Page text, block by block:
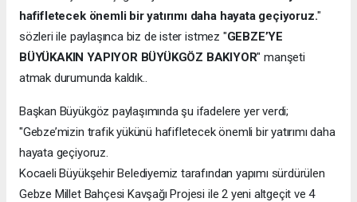
hafifletecek önemli bir yatırımı daha hayata geçiyoruz."
sözleri ile paylaşınca biz de ister istmez "GEBZE’YE
BÜYÜKAKIN YAPIYOR BÜYÜKGÖZ BAKIYOR" manşeti
atmak durumunda kaldık..
Başkan Büyükgöz paylaşımında şu ifadelere yer verdi;
"Gebze’mizin trafik yükünü hafifletecek önemli bir yatırımı daha
hayata geçiyoruz.
Kocaeli Büyükşehir Belediyemiz tarafından yapımı sürdürülen
Gebze Millet Bahçesi Kavşağı Projesi ile 2 yeni altgeçit ve 4